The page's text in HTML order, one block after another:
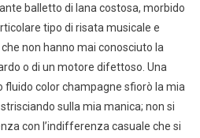
balletto di lana costosa, morbido
tipo di risata musicale e
non hanno mai conosciuto la
o di un motore difettoso. Una
fluido color champagne sfiorò la mia
sulla mia manica; non si
con l’indifferenza casuale che si